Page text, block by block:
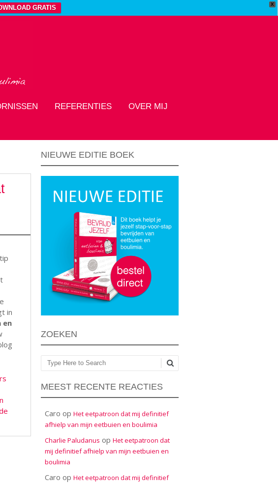
X
GRATIS
REFERENTIES OVER MIJ
in
en
NIEUWE EDITIE BOEK
ZOEKEN
Zoeken
MEEST RECENTE REACTIES
Caro op Het eetpatroon dat mij definitief
afhielp van mijn eetbuien en boulimia
Charlie Paludanus op Het eetpatroon dat
mij definitief afhielp van mijn eetbuien en
boulimia
Caro op Het eetpatroon dat mij definitief